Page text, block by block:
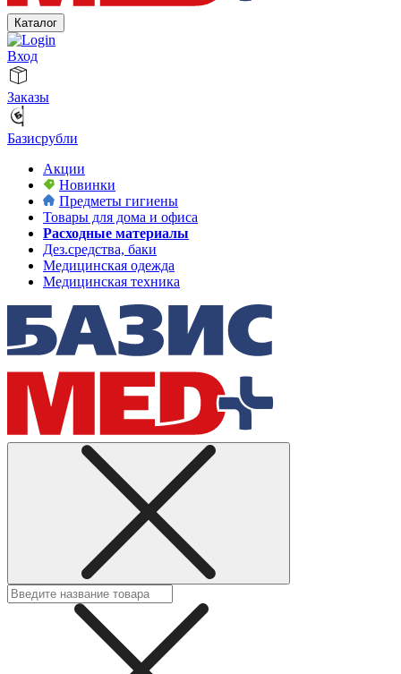
Каталог
Вход
Заказы
Базисрубли
Акции
Новинки
Предметы гигиены
Товары для дома и офиса
Расходные материалы
Дез.средства, баки
Медицинская одежда
Медицинская техника